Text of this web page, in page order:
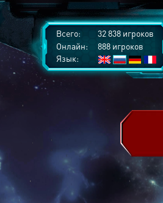
Всего:
32 838 игроков
Онлайн:
888 игроков
Язык: